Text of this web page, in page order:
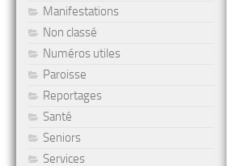
Manifestations
Non classé
Numéros utiles
Paroisse
Reportages
Santé
Seniors
Services